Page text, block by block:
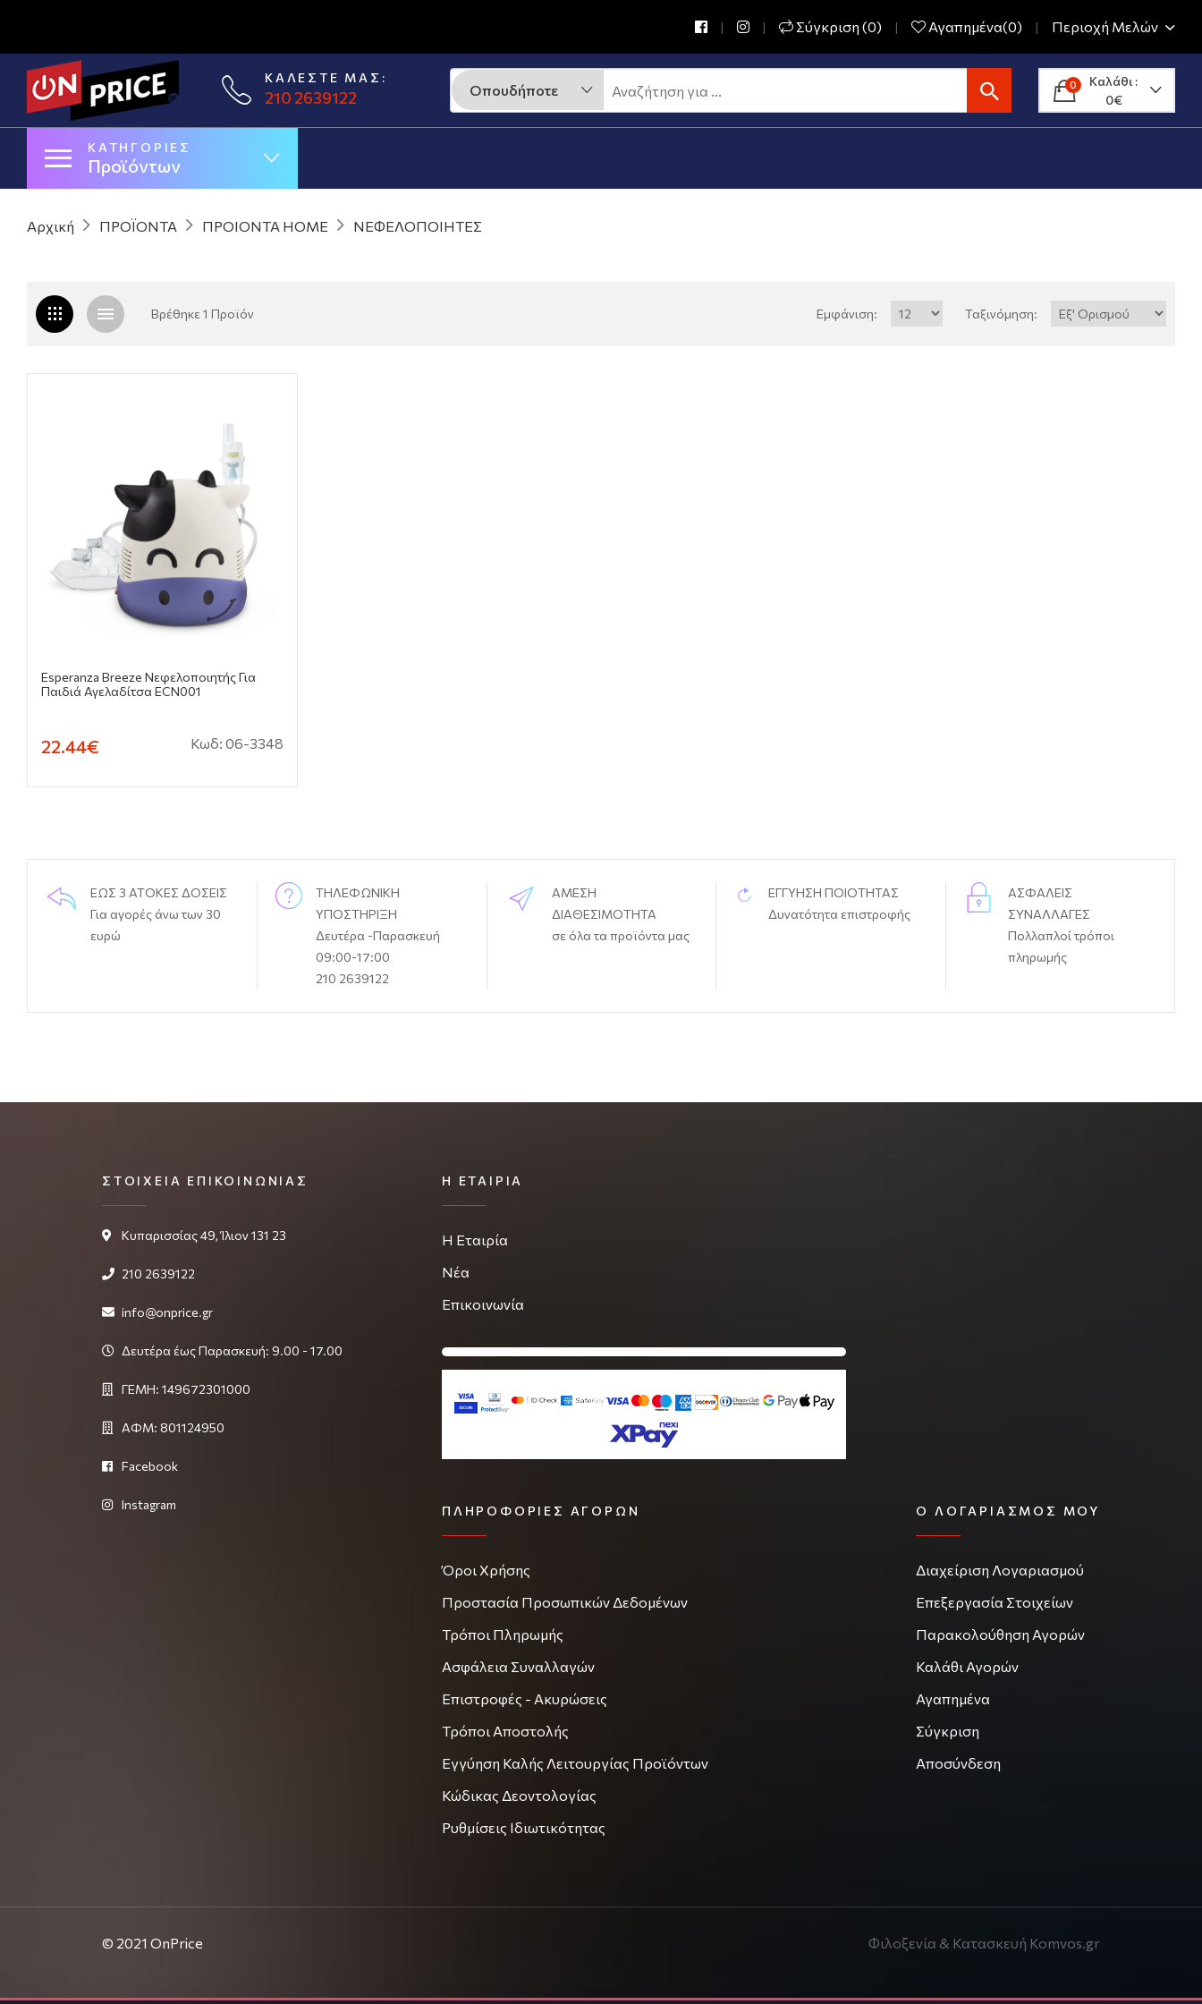
Σύγκριση (0) Αγαπημένα(0) Περιοχή Μελών
ΚΑΛΈΣΤΕ ΜΑΣ:
210 2639122
Καλάθι :
0€
0
ΚΑΤΗΓΟΡΊΕΣ
Προϊόντων
Αρχική ΠΡΟΪΟΝΤΑ ΠΡΟΙΟΝΤΑ HOME ΝΕΦΕΛΟΠΟΙΗΤΕΣ
Βρέθηκε 1 Προϊόν Εμφάνιση: Ταξινόμηση:
Esperanza Breeze Νεφελοποιητής Για
Παιδιά Αγελαδίτσα ECN001
22.44€ Κωδ: 06-3348
ΕΩΣ 3 ΑΤΟΚΕΣ ΔΟΣΕΙΣ
Για αγορές άνω των 30
ευρώ
ΤΗΛΕΦΩΝΙΚΗ
ΥΠΟΣΤΗΡΙΞΗ
Δευτέρα -Παρασκευή
09:00-17:00
210 2639122
ΑΜΕΣΗ
ΔΙΑΘΕΣΙΜΟΤΗΤΑ
σε όλα τα προϊόντα μας
ΕΓΓΥΗΣΗ ΠΟΙΟΤΗΤΑΣ
Δυνατότητα επιστροφής
ΑΣΦΑΛΕΙΣ
ΣΥΝΑΛΛΑΓΕΣ
Πολλαπλοί τρόποι
πληρωμής
ΣΤΟΙΧΕΊΑ ΕΠΙΚΟΙΝΩΝΊΑΣ
Κυπαρισσίας 49, Ίλιον 131 23
210 2639122
info@onprice.gr
Δευτέρα έως Παρασκευή: 9.00 - 17.00
ΓΕΜΗ: 149672301000
ΑΦΜ: 801124950
Facebook
Instagram
Η ΕΤΑΙΡΊΑ
Η Εταιρία
Νέα
Επικοινωνία
ΠΛΗΡΟΦΟΡΊΕΣ ΑΓΟΡΏΝ
Όροι Χρήσης
Προστασία Προσωπικών Δεδομένων
Τρόποι Πληρωμής
Ασφάλεια Συναλλαγών
Επιστροφές - Ακυρώσεις
Τρόποι Αποστολής
Εγγύηση Καλής Λειτουργίας Προϊόντων
Κώδικας Δεοντολογίας
Ρυθμίσεις Ιδιωτικότητας
Ο ΛΟΓΑΡΙΑΣΜΌΣ ΜΟΥ
Διαχείριση Λογαριασμού
Επεξεργασία Στοιχείων
Παρακολούθηση Αγορών
Καλάθι Αγορών
Αγαπημένα
Σύγκριση
Αποσύνδεση
© 2021 OnPrice Φιλοξενία & Κατασκευή Komvos.gr